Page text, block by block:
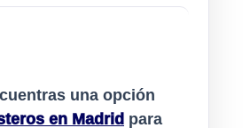
una opción
en Madrid para